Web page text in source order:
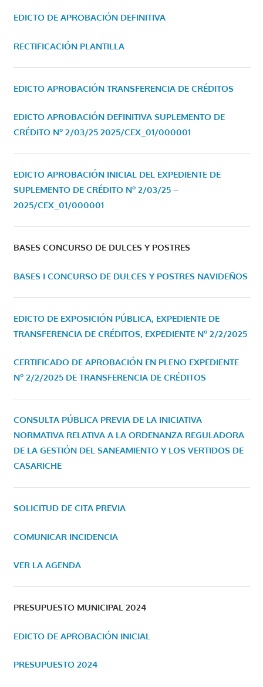
EDICTO DE APROBACIÓN DEFINITIVA
RECTIFICACIÓN PLANTILLA
EDICTO APROBACIÓN TRANSFERENCIA DE CRÉDITOS
EDICTO APROBACIÓN DEFINITIVA SUPLEMENTO DE
CRÉDITO Nº 2/03/25 2025/CEX_01/000001
EDICTO APROBACIÓN INICIAL DEL EXPEDIENTE DE
SUPLEMENTO DE CRÉDITO Nº 2/03/25 –
2025/CEX_01/000001
BASES CONCURSO DE DULCES Y POSTRES
BASES I CONCURSO DE DULCES Y POSTRES NAVIDEÑOS
EDICTO DE EXPOSICIÓN PÚBLICA, EXPEDIENTE DE
TRANSFERENCIA DE CRÉDITOS, EXPEDIENTE Nº 2/2/2025
CERTIFICADO DE APROBACIÓN EN PLENO EXPEDIENTE
Nº 2/2/2025 DE TRANSFERENCIA DE CRÉDITOS
CONSULTA PÚBLICA PREVIA DE LA INICIATIVA
NORMATIVA RELATIVA A LA ORDENANZA REGULADORA
DE LA GESTIÓN DEL SANEAMIENTO Y LOS VERTIDOS DE
CASARICHE
SOLICITUD DE CITA PREVIA
COMUNICAR INCIDENCIA
VER LA AGENDA
PRESUPUESTO MUNICIPAL 2024
EDICTO DE APROBACIÓN INICIAL
PRESUPUESTO 2024